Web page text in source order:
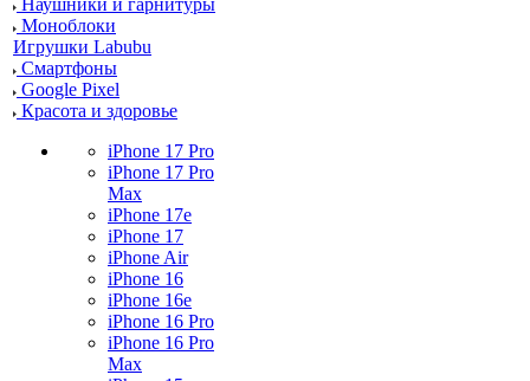
Наушники и гарнитуры
Моноблоки
Игрушки Labubu
Смартфоны
Google Pixel
Красота и здоровье
iPhone 17 Pro
iPhone 17 Pro
Max
iPhone 17e
iPhone 17
iPhone Air
iPhone 16
iPhone 16e
iPhone 16 Pro
iPhone 16 Pro
Max